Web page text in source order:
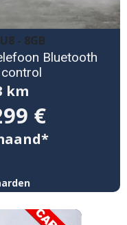
- 8GB
Bluetooth
km
€